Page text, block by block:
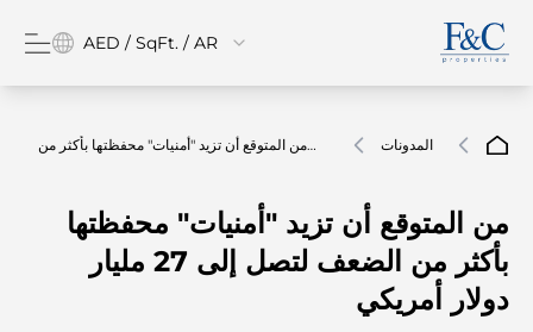
AED / SqFt. / AR
المدونات
من المتوقع أن تزيد "أمنيات" محفظتها بأكثر من
من المتوقع أن تزيد "أمنيات" محفظتها
بأكثر من الضعف لتصل إلى 27 مليار
دولار أمريكي